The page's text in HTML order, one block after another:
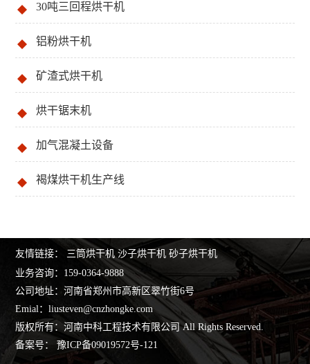
30吨三回程烘干机
铝粉烘干机
矿渣式烘干机
烘干锯末机
加气混凝土设备
褐煤烘干机生产线
友情链接： 三筒烘干机 沙子烘干机 砂子烘干机
业务咨询： 159-0364-9888
公司地址：河南省郑州市高新区翠竹街6号
Emial：liusteven@cnzhongke.com
版权所有：河南中科工程技术有限公司 All Rights Reserved.
备案号：
豫ICP备09019572号-121